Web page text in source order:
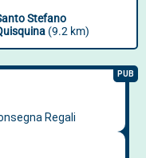
Stefano
(9.2 km)